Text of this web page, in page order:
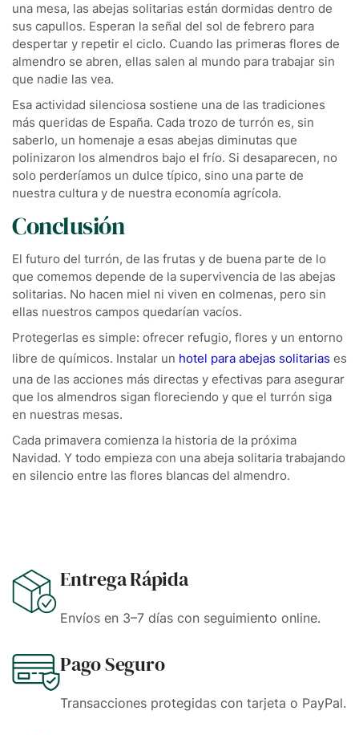
una mesa, las abejas solitarias están dormidas dentro de
sus capullos. Esperan la señal del sol de febrero para
despertar y repetir el ciclo. Cuando las primeras flores de
almendro se abren, ellas salen al mundo para trabajar sin
que nadie las vea.
Esa actividad silenciosa sostiene una de las tradiciones
más queridas de España. Cada trozo de turrón es, sin
saberlo, un homenaje a esas abejas diminutas que
polinizaron los almendros bajo el frío. Si desaparecen, no
solo perderíamos un dulce típico, sino una parte de
nuestra cultura y de nuestra economía agrícola.
Conclusión
El futuro del turrón, de las frutas y de buena parte de lo
que comemos depende de la supervivencia de las abejas
solitarias. No hacen miel ni viven en colmenas, pero sin
ellas nuestros campos quedarían vacíos.
Protegerlas es simple: ofrecer refugio, flores y un entorno
libre de químicos. Instalar un hotel para abejas solitarias es
una de las acciones más directas y efectivas para asegurar
que los almendros sigan floreciendo y que el turrón siga
en nuestras mesas.
Cada primavera comienza la historia de la próxima
Navidad. Y todo empieza con una abeja solitaria trabajando
en silencio entre las flores blancas del almendro.
Entrega Rápida
Envíos en 3–7 días con seguimiento online.
Pago Seguro
Transacciones protegidas con tarjeta o PayPal.